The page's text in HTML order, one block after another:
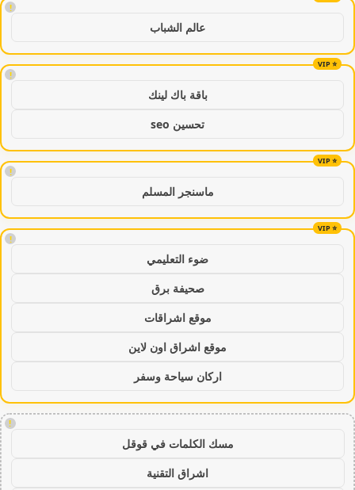
!
عالم الشباب
!
باقة باك لينك
تحسين seo
!
ماسنجر المسلم
!
ضوء التعليمي
صحيفة برق
موقع اشراقات
موقع اشراق اون لاين
اركان سياحة وسفر
!
مسك الكلمات في قوقل
اشراق التقنية